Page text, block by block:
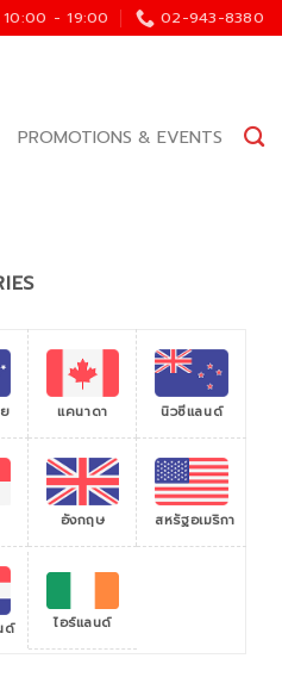
10:00 - 19:00 02-943-8380
PROMOTIONS & EVENTS
แคนาดา นิวซีแลนด์
อังกฤษ สหรัฐอเมริกา
ด์ ไอร์แลนด์